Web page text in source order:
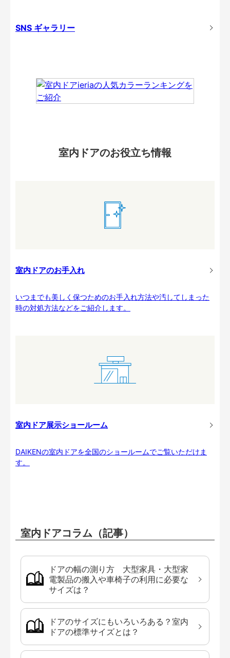
SNS ギャラリー
室内ドアのお役立ち情報
室内ドアのお手入れ
いつまでも美しく保つためのお手入れ方法や汚してしまった
時の対処方法などをご紹介します。
室内ドア展示ショールーム
DAIKENの室内ドアを全国のショールームでご覧いただけま
す。
室内ドアコラム（記事）
ドアの幅の測り方 大型家具・大型家
電製品の搬入や車椅子の利用に必要な
サイズは？
ドアのサイズにもいろいろある？室内
ドアの標準サイズとは？